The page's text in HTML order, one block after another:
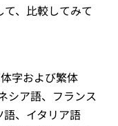
、比較してみて
字および繁体
シア語、フランス
、イタリア語